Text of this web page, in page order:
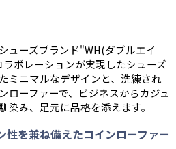
ューズブランド"WH(ダブルエイ
ボレーションが実現したシューズ
ミニマルなデザインと、洗練され
ローファーで、ビジネスからカジュ
染み、足元に品格を添えます。
性を兼ね備えたコインローファー